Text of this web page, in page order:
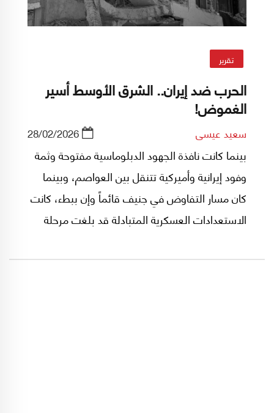
تقرير
الحرب ضد إيران.. الشرق الأوسط أسير
الغموض!
سعيد عيسى 28/02/2026
بينما كانت نافذة الجهود الدبلوماسية مفتوحة وثمة
وفود إيرانية وأميركية تتنقل بين العواصم، وبينما
كان مسار التفاوض في جنيف قائماً وإن ببطء، كانت
الاستعدادات العسكرية المتبادلة قد بلغت مرحلة
بين الولايات المتحدة وإسرائيل عن تنفيذ ضربات